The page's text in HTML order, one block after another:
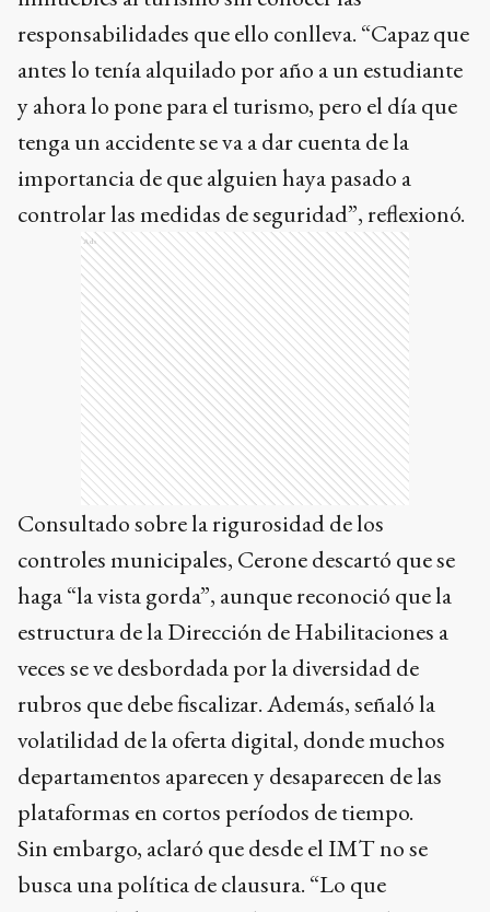
antes lo tenía alquilado por año a un estudiante
y ahora lo pone para el turismo, pero el día que
tenga un accidente se va a dar cuenta de la
importancia de que alguien haya pasado a
controlar las medidas de seguridad”, reflexionó.
Ads
Consultado sobre la rigurosidad de los
controles municipales, Cerone descartó que se
haga “la vista gorda”, aunque reconoció que la
estructura de la Dirección de Habilitaciones a
veces se ve desbordada por la diversidad de
rubros que debe fiscalizar. Además, señaló la
volatilidad de la oferta digital, donde muchos
departamentos aparecen y desaparecen de las
plataformas en cortos períodos de tiempo.
Sin embargo, aclaró que desde el IMT no se
busca una política de clausura. “Lo que
tratamos de hacer no es clausurar, sino lograr
que la persona se habilite”, manifestó. En esta